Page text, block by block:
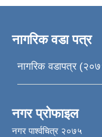
नागरिक वडा पत्र
नागरिक वडापत्र
नगर प्रोफाइल
नगर पार्श्वचित्र २०७५